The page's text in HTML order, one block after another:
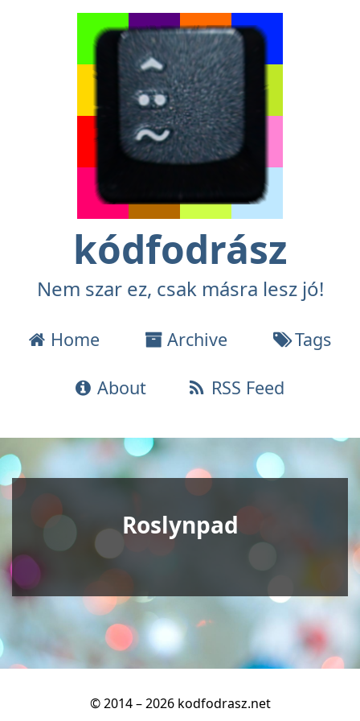
kódfodrász
Nem szar ez, csak másra lesz jó!
Home Archive Tags
About RSS Feed
Roslynpad
© 2014 – 2026 kodfodrasz.net